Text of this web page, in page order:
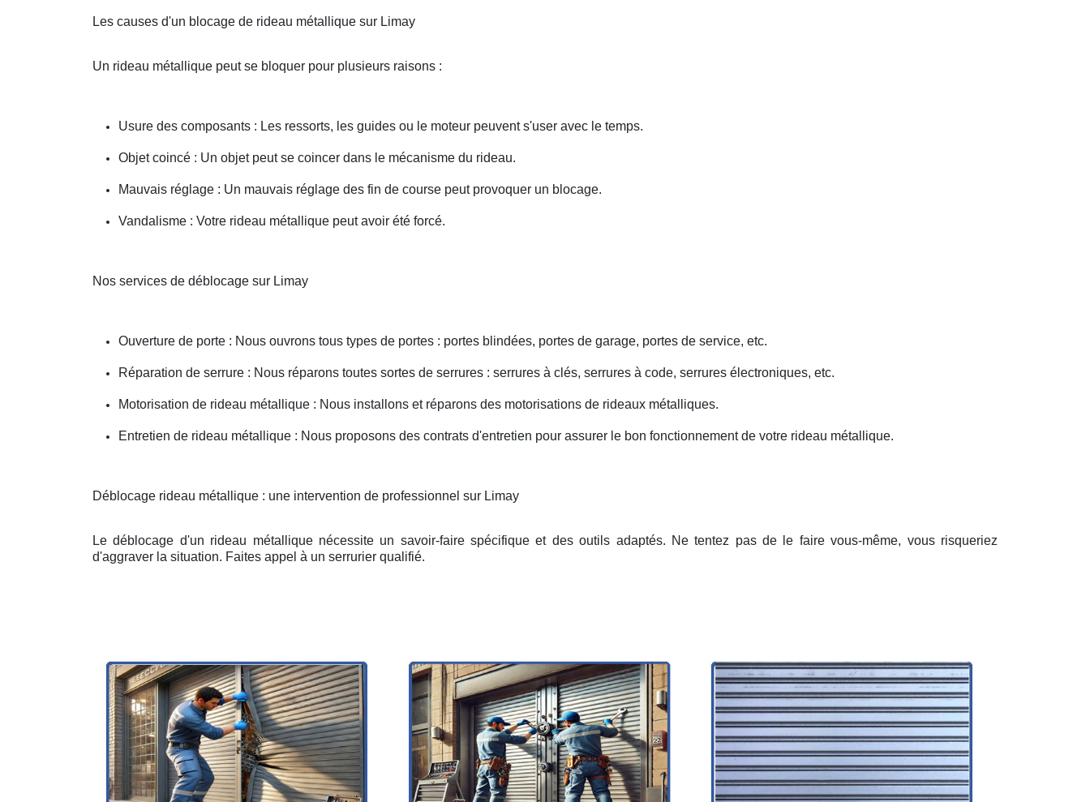
Les causes d'un blocage de rideau métallique sur Limay
Un rideau métallique peut se bloquer pour plusieurs raisons :
Usure des composants : Les ressorts, les guides ou le moteur peuvent s'user avec le temps.
Objet coincé : Un objet peut se coincer dans le mécanisme du rideau.
Mauvais réglage : Un mauvais réglage des fin de course peut provoquer un blocage.
Vandalisme : Votre rideau métallique peut avoir été forcé.
Nos services de déblocage sur Limay
Ouverture de porte : Nous ouvrons tous types de portes : portes blindées, portes de garage, portes de service, etc.
Réparation de serrure : Nous réparons toutes sortes de serrures : serrures à clés, serrures à code, serrures électroniques, etc.
Motorisation de rideau métallique : Nous installons et réparons des motorisations de rideaux métalliques.
Entretien de rideau métallique : Nous proposons des contrats d'entretien pour assurer le bon fonctionnement de votre rideau métallique.
Déblocage rideau métallique : une intervention de professionnel sur Limay
Le déblocage d'un rideau métallique nécessite un savoir-faire spécifique et des outils adaptés. Ne tentez pas de le faire vous-même, vous risqueriez
d'aggraver la situation. Faites appel à un serrurier qualifié.